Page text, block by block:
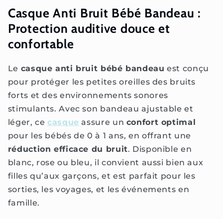
Casque Anti Bruit Bébé Bandeau :
Protection auditive douce et
confortable
Le casque anti bruit bébé bandeau est conçu
pour protéger les petites oreilles des bruits
forts et des environnements sonores
stimulants. Avec son bandeau ajustable et
léger, cecasque assure un confort optimal
pour les bébés de 0 à 1 ans, en offrant une
réduction efficace du bruit. Disponible en
blanc, rose ou bleu, il convient aussi bien aux
filles qu’aux garçons, et est parfait pour les
sorties, les voyages, et les événements en
famille.